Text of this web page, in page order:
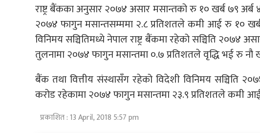
राष्ट्र बैंकका अनुसार २०७४ असार मसान्तको रु १० खर्ब ७९
२०७४ फागुन मसान्तसम्ममा २.८ प्रतिशतले कमी आई रु १०
विनिमय सञ्चितिमध्ये नेपाल राष्ट्र बैंकमा रहेको सञ्चिति २०७४
तुलनामा २०७४ फागुन मसान्तमा ०.७ प्रतिशतले वृद्धि भई रु नौ
बैंक तथा वित्तीय संस्थासँग रहेको विदेशी विनिमय सञ्चिति
करोड रहेकामा २०७४ फागुन मसान्तमा २३.९ प्रतिशतले कमी
प्रकाशित : 13 April, 2018 5:57 pm